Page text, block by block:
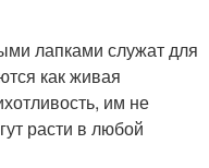
лапками служат для
как живая
им не
расти в любой